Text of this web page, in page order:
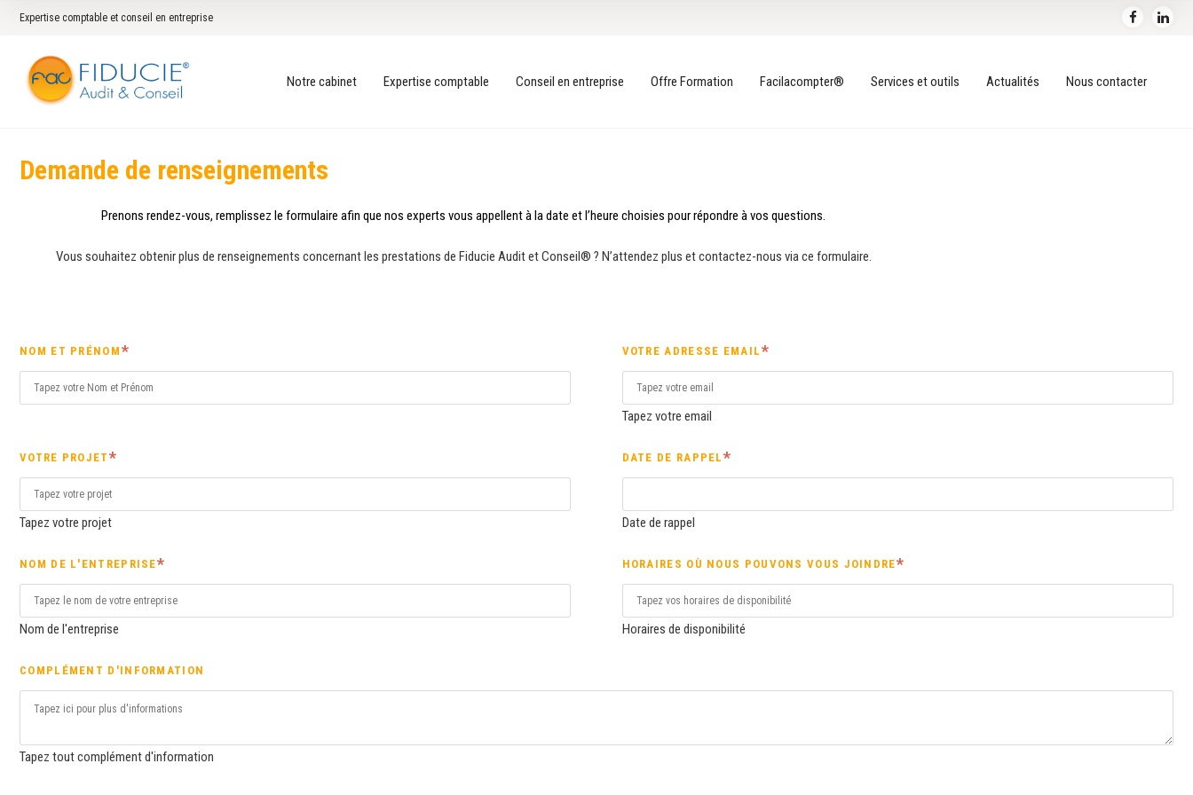
Expertise comptable et conseil en entreprise
Notre cabinet Expertise comptable Conseil en entreprise Offre Formation Facilacompter® Services et outils Actualités Nous contacter
Demande de renseignements
Prenons rendez-vous, remplissez le formulaire afin que nos experts vous appellent à la date et l’heure choisies pour répondre à vos questions.
Vous souhaitez obtenir plus de renseignements concernant les prestations de Fiducie Audit et Conseil® ? N’attendez plus et contactez-nous via ce formulaire.
NOM ET PRÉNOM VOTRE ADRESSE EMAIL
Tapez votre email
VOTRE PROJET
Tapez votre projet
DATE DE RAPPEL
Date de rappel
NOM DE L'ENTREPRISE
Nom de l'entreprise
HORAIRES OÙ NOUS POUVONS VOUS JOINDRE
Horaires de disponibilité
COMPLÉMENT D'INFORMATION
Tapez tout complément d'information